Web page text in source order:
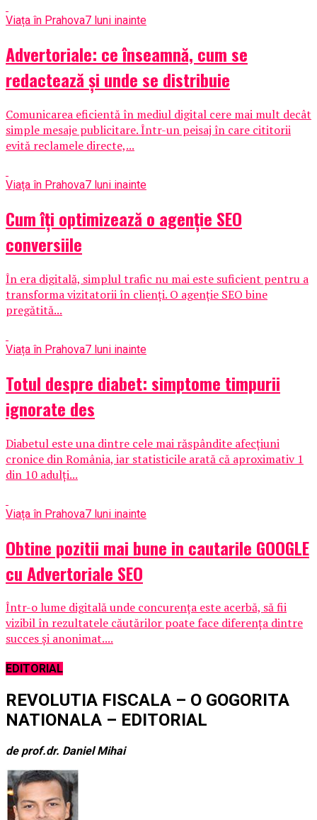
Viața în Prahova7 luni inainte
Advertoriale: ce înseamnă, cum se
redactează și unde se distribuie
Comunicarea eficientă în mediul digital cere mai mult decât
simple mesaje publicitare. Într-un peisaj în care cititorii
evită reclamele directe,...
Viața în Prahova7 luni inainte
Cum îți optimizează o agenție SEO
conversiile
În era digitală, simplul trafic nu mai este suficient pentru a
transforma vizitatorii în clienți. O agenție SEO bine
pregătită...
Viața în Prahova7 luni inainte
Totul despre diabet: simptome timpurii
ignorate des
Diabetul este una dintre cele mai răspândite afecţiuni
cronice din România, iar statisticile arată că aproximativ 1
din 10 adulţi...
Viața în Prahova7 luni inainte
Obtine pozitii mai bune in cautarile GOOGLE
cu Advertoriale SEO
Într-o lume digitală unde concurența este acerbă, să fii
vizibil în rezultatele căutărilor poate face diferența dintre
succes și anonimat....
EDITORIAL
REVOLUTIA FISCALA – O GOGORITA
NATIONALA – EDITORIAL
de prof.dr. Daniel Mihai